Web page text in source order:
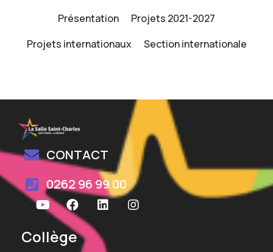
Présentation
Projets 2021-2027
Projets internationaux
Section internationale
CONTACT
0262 96 99 00
Collège